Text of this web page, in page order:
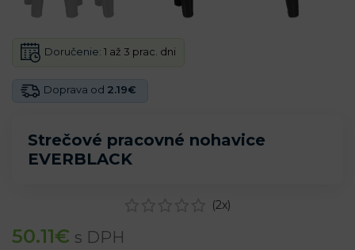
Strečové pracovné nohavice
EVERBLACK
Doprava od 2.19€
Doručenie: 1 až 3 prac. dni
(2x)
50.11€ s DPH